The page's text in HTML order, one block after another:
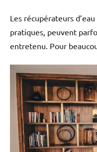
Les récupérateurs
pratiques, peuvent
entretenu. Pour